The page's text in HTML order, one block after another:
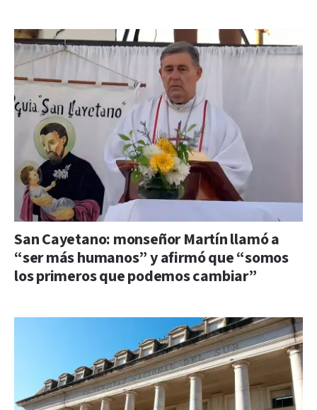
San Cayetano: monseñor Martín llamó a
“ser más humanos” y afirmó que “somos
los primeros que podemos cambiar”